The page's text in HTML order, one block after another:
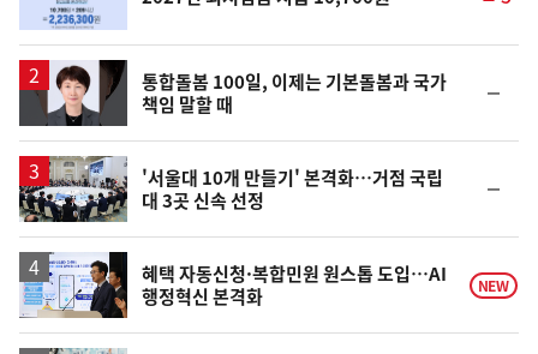
계
통합돌봄 100일, 이제는 기본돌봄과 국가
책임 말할 때
일
'서울대 10개 만들기' 본격화…거점 국립
대 3곳 신속 선정
일
혜택 자동신청·복합민원 원스톱 도입…AI
행정혁신 본격화
NEW